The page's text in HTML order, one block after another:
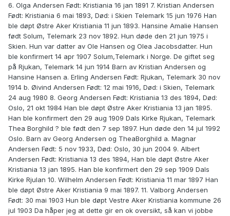
6. Olga Andersen Født: Kristiania 16 jan 1891 7. Kristian Andersen
Født: Kristiania 6 mai 1893, Død: i Skien Telemark 15 jun 1976 Han
ble døpt Østre Aker Kristiania 11 jun 1893. Hansine Amalie Hansen
født Solum, Telemark 23 nov 1892. Hun døde den 21 jun 1975 i
Skien. Hun var datter av Ole Hansen og Olea Jacobsdatter. Hun
ble konfirmert 14 apr 1907 Solum,Telemark i Norge. De giftet seg
på Rjukan, Telemark 14 jun 1914 Barn av Kristian Andersen og
Hansine Hansen a. Erling Andersen Født: Rjukan, Telemark 30 nov
1914 b. Øivind Andersen Født: 12 mai 1916, Død: i Skien, Telemark
24 aug 1980 8. Georg Andersen Født: Kristiania 13 des 1894, Død:
Oslo, 21 okt 1984 Han ble døpt Østre Aker Kristiania 13 jan 1895.
Han ble konfirmert den 29 aug 1909 Dals Kirke Rjukan, Telemark
Thea Borghild ? ble født den 7 sep 1897. Hun døde den 14 jul 1992
Oslo. Barn av Georg Andersen og TheaBorghild a. Magnar
Andersen Født: 5 nov 1933, Død: Oslo, 30 jun 2004 9. Albert
Andersen Født: Kristiania 13 des 1894, Han ble døpt Østre Aker
Kristiania 13 jan 1895. Han ble konfirmert den 29 sep 1909 Dals
Kirke Rjulan 10. Wilhelm Andersen Født: Kristiania 11 mar 1897 Han
ble døpt Østre Aker Kristiania 9 mai 1897. 11. Valborg Andersen
Født: 30 mai 1903 Hun ble døpt Vestre Aker Kristiania kommune 26
jul 1903 Da håper jeg at dette gir en ok oversikt, så kan vi jobbe